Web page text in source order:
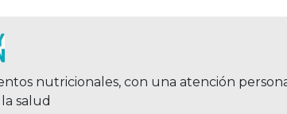
nutricionales, con una atención
salud